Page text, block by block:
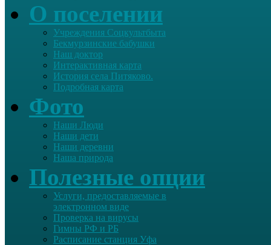
О поселении
Учреждения Соцкультбыта
Бекмурзинские бабушки
Наш доктор
Интерактивная карта
История села Питяково.
Подробная карта
Фото
Наши Люди
Наши дети
Наши деревни
Наша природа
Полезные опции
Услуги, предоставляемые в
электронном виде
Проверка на вирусы
Гимны РФ и РБ
Расписание станция Уфа